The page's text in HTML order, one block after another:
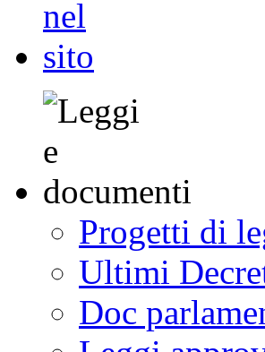
Progetti di
Ultimi
Doc